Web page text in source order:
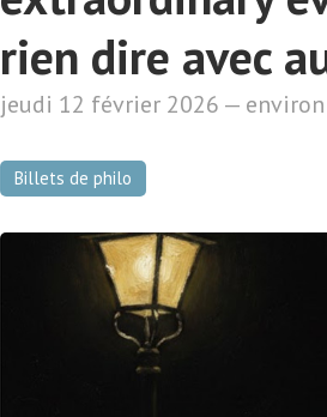
rien dire avec
jeudi 12 février 2026 —
Billets de philo